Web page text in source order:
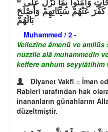
عَنْهُمْ سَيِّئَاتِهِمْ وَأَصْلَحَ
بَالَهُمْ
Muhammed / 2 -
Vellezîne âmenû ve
nuzzile alâ muhammedin
keffere anhum seyyiâtihim
Diyanet Vakfi = İman
Rableri tarafından hak
inananların günahlarını
düzeltmiştir.